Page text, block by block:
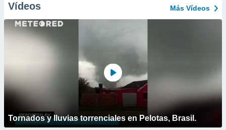
Vídeos Más Vídeos
Tornados y lluvias torrenciales en Pelotas, Brasil.